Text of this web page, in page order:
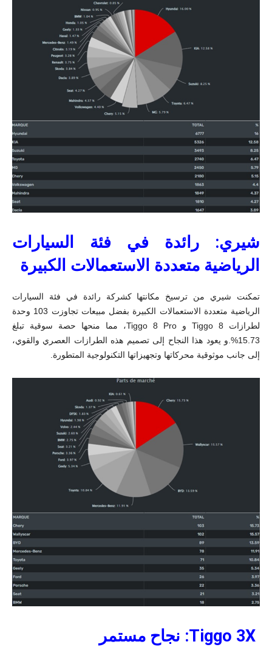
شيري: رائدة في فئة السيارات
الرياضية متعددة الاستعمالات الكبيرة
تمكنت شيري من ترسيخ مكانتها كشركة رائدة في فئة السيارات
الرياضية متعددة الاستعمالات الكبيرة بفضل مبيعات تجاوزت 103 وحدة
لطرازات Tiggo 8 و Tiggo 8 Pro، مما منحها حصة سوقية تبلغ
15.73%.و يعود هذا النجاح إلى تصميم هذه الطرازات العصري والقوي،
إلى جانب موثوقية محركاتها وتجهيزاتها التكنولوجية المتطورة.